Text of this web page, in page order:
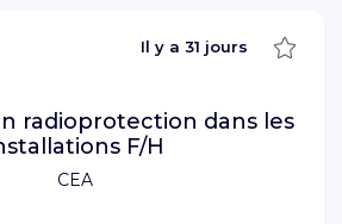
CEA
Il y a 31 jours
radioprotection dans les
F/H